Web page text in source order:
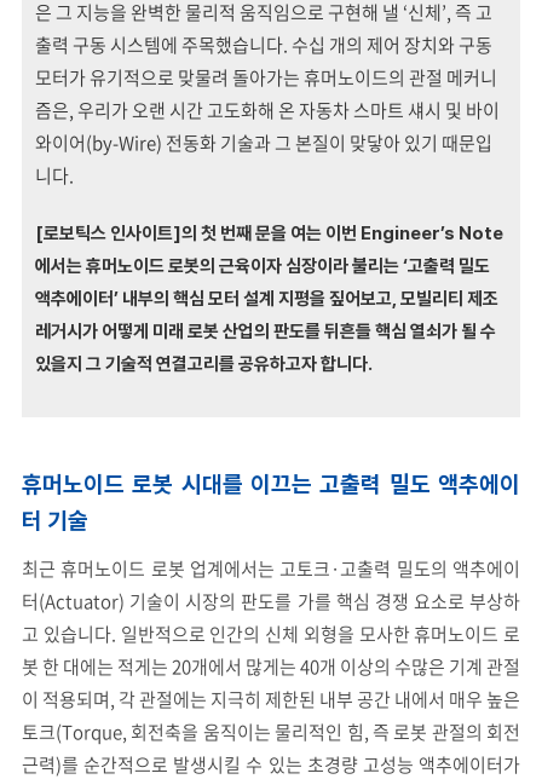
은 그 지능을 완벽한 물리적 움직임으로 구현해 낼 ‘신체’, 즉 고
출력 구동 시스템에 주목했습니다. 수십 개의 제어 장치와 구동
모터가 유기적으로 맞물려 돌아가는 휴머노이드의 관절 메커니
즘은, 우리가 오랜 시간 고도화해 온 자동차 스마트 섀시 및 바이
와이어(by-Wire) 전동화 기술과 그 본질이 맞닿아 있기 때문입
니다.
[로보틱스 인사이트]의 첫 번째 문을 여는 이번 Engineer’s Note
에서는 휴머노이드 로봇의 근육이자 심장이라 불리는 ‘고출력 밀도
액추에이터’ 내부의 핵심 모터 설계 지평을 짚어보고, 모빌리티 제조
레거시가 어떻게 미래 로봇 산업의 판도를 뒤흔들 핵심 열쇠가 될 수
있을지 그 기술적 연결고리를 공유하고자 합니다.
휴머노이드 로봇 시대를 이끄는 고출력 밀도 액추에이
터 기술
최근 휴머노이드 로봇 업계에서는 고토크·고출력 밀도의 액추에이
터(Actuator) 기술이 시장의 판도를 가를 핵심 경쟁 요소로 부상하
고 있습니다. 일반적으로 인간의 신체 외형을 모사한 휴머노이드 로
봇 한 대에는 적게는 20개에서 많게는 40개 이상의 수많은 기계 관절
이 적용되며, 각 관절에는 지극히 제한된 내부 공간 내에서 매우 높은
토크(Torque, 회전축을 움직이는 물리적인 힘, 즉 로봇 관절의 회전
근력)를 순간적으로 발생시킬 수 있는 초경량 고성능 액추에이터가